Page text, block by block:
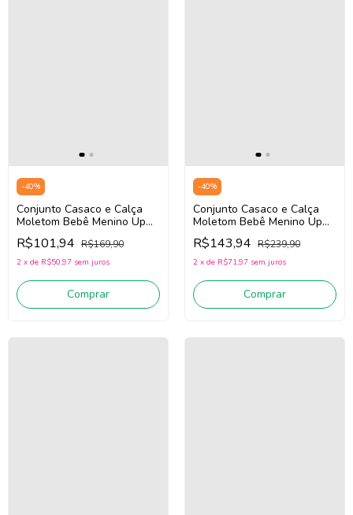
-40%
Conjunto Casaco e Calça
Moletom Bebê Menino Up
Baby 45895 (Marinho)
R$101,94 R$169,90
2 x de R$50,97 sem juros
Comprar
-40%
Conjunto Casaco e Calça
Moletom Bebê Menino Up
Baby 45898 (Verde)
R$143,94 R$239,90
2 x de R$71,97 sem juros
Comprar